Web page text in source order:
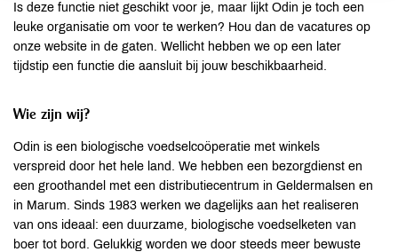
Is deze functie niet geschikt voor je, maar lijkt Odin je toch een
leuke organisatie om voor te werken? Hou dan de vacatures op
onze website in de gaten. Wellicht hebben we op een later
tijdstip een functie die aansluit bij jouw beschikbaarheid.
Wie zijn wij?
Odin is een biologische voedselcoöperatie met winkels
verspreid door het hele land. We hebben een bezorgdienst en
een groothandel met een distributiecentrum in Geldermalsen en
in Marum. Sinds 1983 werken we dagelijks aan het realiseren
van ons ideaal: een duurzame, biologische voedselketen van
boer tot bord. Gelukkig worden we door steeds meer bewuste